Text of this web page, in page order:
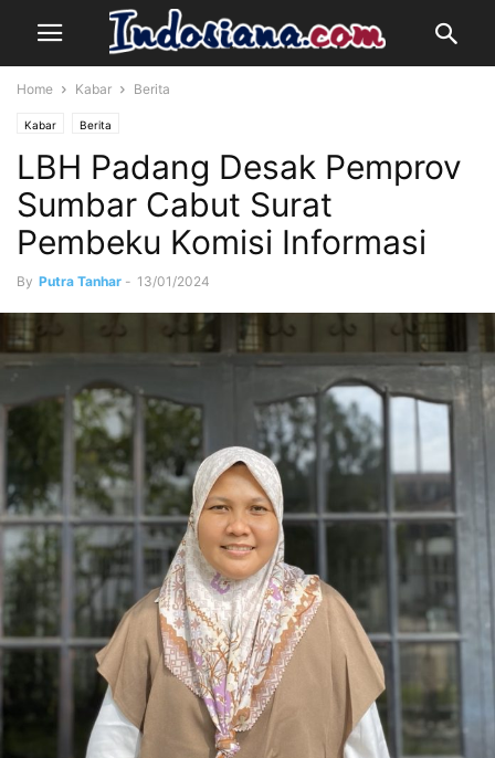
Home Kabar Berita
Kabar Berita
LBH Padang Desak Pemprov
Sumbar Cabut Surat
Pembeku Komisi Informasi
By Putra Tanhar - 13/01/2024